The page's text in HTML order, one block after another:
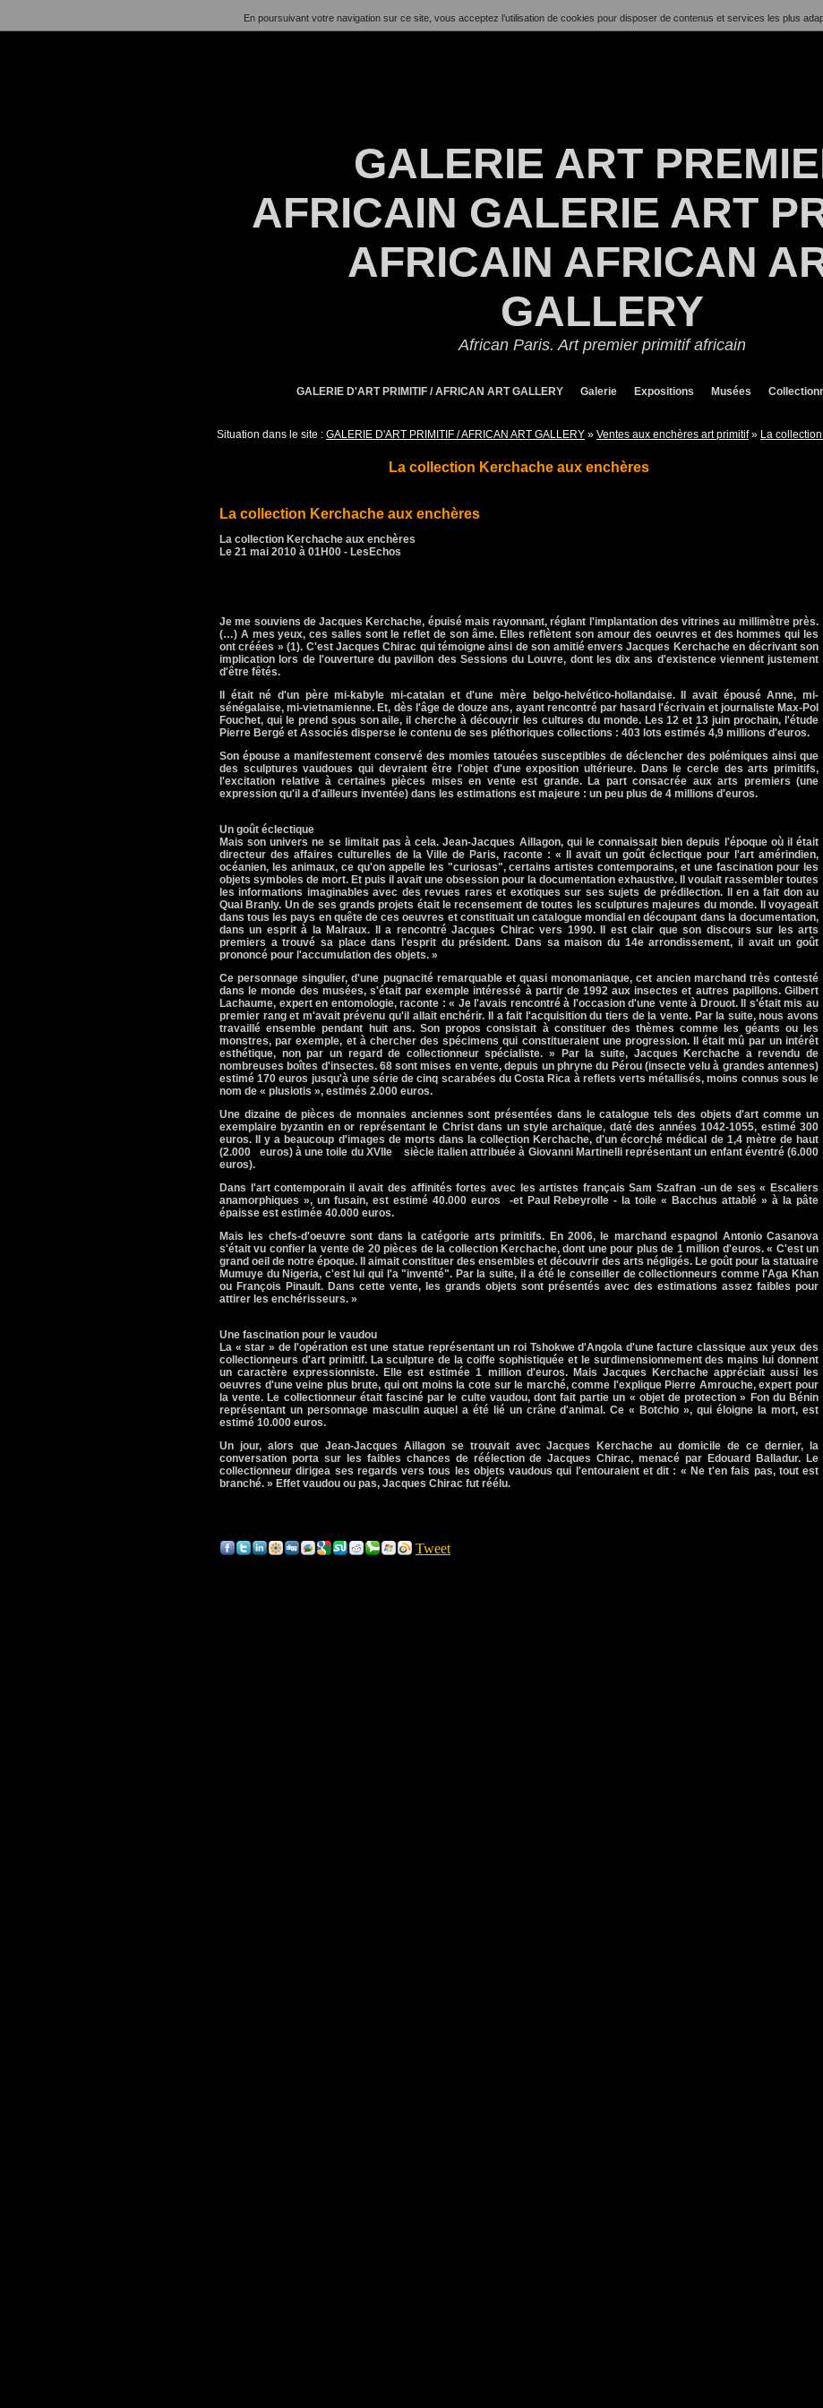
En poursuivant votre navigation sur ce site, vous acceptez l’utilisation de cookies pour disposer de contenus et services les plus
GALERIE ART
AFRICAIN GALERIE ART
AFRICAIN AFRICAN
GALLERY
African Paris. Art premier primitif africain
GALERIE D'ART PRIMITIF / AFRICAN ART GALLERY Galerie Expositions Musées
Situation dans le site : GALERIE D'ART PRIMITIF / AFRICAN ART GALLERY » Ventes aux enchères art primitif» La
La collection Kerchache aux enchères
La collection Kerchache aux enchères
La collection Kerchache aux enchères
Le 21 mai 2010 à 01H00 - LesEchos
Je me souviens de Jacques Kerchache, épuisé mais rayonnant, réglant l'implantation des vitrines au millimètre près.
(…) A mes yeux, ces salles sont le reflet de son âme. Elles reflètent son amour des oeuvres et des hommes qui les
ont créées » (1). C'est Jacques Chirac qui témoigne ainsi de son amitié envers Jacques Kerchache en décrivant son
implication lors de l'ouverture du pavillon des Sessions du Louvre, dont les dix ans d'existence viennent justement
d'être fêtés.
Il était né d'un père mi-kabyle mi-catalan et d'une mère belgo-helvético-hollandaise. Il avait épousé Anne, mi-
sénégalaise, mi-vietnamienne. Et, dès l'âge de douze ans, ayant rencontré par hasard l'écrivain et journaliste Max-Pol
Fouchet, qui le prend sous son aile, il cherche à découvrir les cultures du monde. Les 12 et 13 juin prochain, l'étude
Pierre Bergé et Associés disperse le contenu de ses pléthoriques collections : 403 lots estimés 4,9 millions d'euros.
Son épouse a manifestement conservé des momies tatouées susceptibles de déclencher des polémiques ainsi que
des sculptures vaudoues qui devraient être l'objet d'une exposition ultérieure. Dans le cercle des arts primitifs,
l'excitation relative à certaines pièces mises en vente est grande. La part consacrée aux arts premiers (une
expression qu'il a d'ailleurs inventée) dans les estimations est majeure : un peu plus de 4 millions d'euros.
Un goût éclectique
Mais son univers ne se limitait pas à cela. Jean-Jacques Aillagon, qui le connaissait bien depuis l'époque où il était
directeur des affaires culturelles de la Ville de Paris, raconte : « Il avait un goût éclectique pour l'art amérindien,
océanien, les animaux, ce qu'on appelle les "curiosas", certains artistes contemporains, et une fascination pour les
objets symboles de mort. Et puis il avait une obsession pour la documentation exhaustive. Il voulait rassembler toutes
les informations imaginables avec des revues rares et exotiques sur ses sujets de prédilection. Il en a fait don au
Quai Branly. Un de ses grands projets était le recensement de toutes les sculptures majeures du monde. Il voyageait
dans tous les pays en quête de ces oeuvres et constituait un catalogue mondial en découpant dans la documentation,
dans un esprit à la Malraux. Il a rencontré Jacques Chirac vers 1990. Il est clair que son discours sur les arts
premiers a trouvé sa place dans l'esprit du président. Dans sa maison du 14e arrondissement, il avait un goût
prononcé pour l'accumulation des objets. »
Ce personnage singulier, d'une pugnacité remarquable et quasi monomaniaque, cet ancien marchand très contesté
dans le monde des musées, s'était par exemple intéressé à partir de 1992 aux insectes et autres papillons. Gilbert
Lachaume, expert en entomologie, raconte : « Je l'avais rencontré à l'occasion d'une vente à Drouot. Il s'était mis au
premier rang et m'avait prévenu qu'il allait enchérir. Il a fait l'acquisition du tiers de la vente. Par la suite, nous avons
travaillé ensemble pendant huit ans. Son propos consistait à constituer des thèmes comme les géants ou les
monstres, par exemple, et à chercher des spécimens qui constitueraient une progression. Il était mû par un intérêt
esthétique, non par un regard de collectionneur spécialiste. » Par la suite, Jacques Kerchache a revendu de
nombreuses boîtes d'insectes. 68 sont mises en vente, depuis un phryne du Pérou (insecte velu à grandes antennes)
estimé 170 euros jusqu'à une série de cinq scarabées du Costa Rica à reflets verts métallisés, moins connus sous le
nom de « plusiotis », estimés 2.000 euros.
Une dizaine de pièces de monnaies anciennes sont présentées dans le catalogue tels des objets d'art comme un
exemplaire byzantin en or représentant le Christ dans un style archaïque, daté des années 1042-1055, estimé 300
euros. Il y a beaucoup d'images de morts dans la collection Kerchache, d'un écorché médical de 1,4 mètre de haut
(2.000 euros) à une toile du XVIIe siècle italien attribuée à Giovanni Martinelli représentant un enfant éventré (6.000
euros).
Dans l'art contemporain il avait des affinités fortes avec les artistes français Sam Szafran -un de ses « Escaliers
anamorphiques », un fusain, est estimé 40.000 euros -et Paul Rebeyrolle - la toile « Bacchus attablé » à la pâte
épaisse est estimée 40.000 euros.
Mais les chefs-d'oeuvre sont dans la catégorie arts primitifs. En 2006, le marchand espagnol Antonio Casanova
s'était vu confier la vente de 20 pièces de la collection Kerchache, dont une pour plus de 1 million d'euros. « C'est un
grand oeil de notre époque. Il aimait constituer des ensembles et découvrir des arts négligés. Le goût pour la statuaire
Mumuye du Nigeria, c'est lui qui l'a "inventé". Par la suite, il a été le conseiller de collectionneurs comme l'Aga Khan
ou François Pinault. Dans cette vente, les grands objets sont présentés avec des estimations assez faibles pour
attirer les enchérisseurs. »
Une fascination pour le vaudou
La « star » de l'opération est une statue représentant un roi Tshokwe d'Angola d'une facture classique aux yeux des
collectionneurs d'art primitif. La sculpture de la coiffe sophistiquée et le surdimensionnement des mains lui donnent
un caractère expressionniste. Elle est estimée 1 million d'euros. Mais Jacques Kerchache appréciait aussi les
oeuvres d'une veine plus brute, qui ont moins la cote sur le marché, comme l'explique Pierre Amrouche, expert pour
la vente. Le collectionneur était fasciné par le culte vaudou, dont fait partie un « objet de protection » Fon du Bénin
représentant un personnage masculin auquel a été lié un crâne d'animal. Ce « Botchio », qui éloigne la mort, est
estimé 10.000 euros.
Un jour, alors que Jean-Jacques Aillagon se trouvait avec Jacques Kerchache au domicile de ce dernier, la
conversation porta sur les faibles chances de réélection de Jacques Chirac, menacé par Edouard Balladur. Le
collectionneur dirigea ses regards vers tous les objets vaudous qui l'entouraient et dit : « Ne t'en fais pas, tout est
branché. » Effet vaudou ou pas, Jacques Chirac fut réélu.
Tweet